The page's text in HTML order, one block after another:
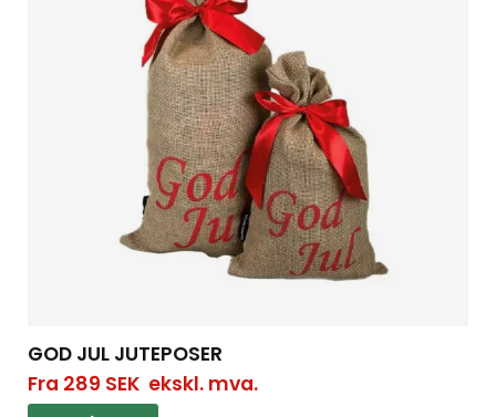
GOD JUL JUTEPOSER
Fra 289 SEKekskl. mva.